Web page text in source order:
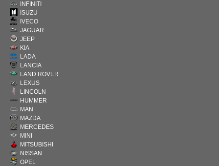
INFINITI
ISUZU
IVECO
JAGUAR
JEEP
KIA
LADA
LANCIA
LAND ROVER
LEXUS
LINCOLN
HUMMER
MAN
MAZDA
MERCEDES
MINI
MITSUBISHI
NISSAN
OPEL